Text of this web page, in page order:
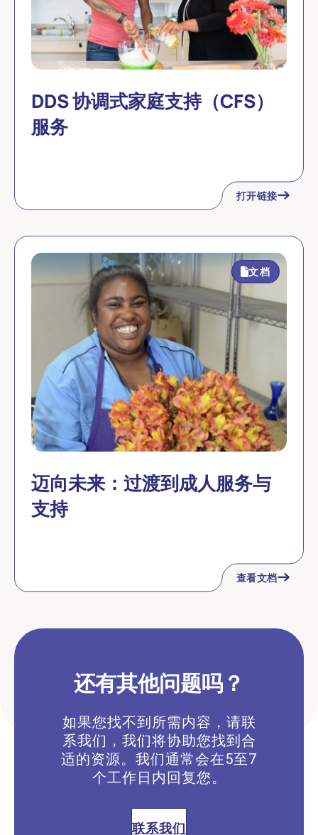
DDS 协调式家庭支持（CFS）
服务
打开链接
文档
迈向未来：过渡到成人服务与
支持
查看文档
还有其他问题吗？
如果您找不到所需内容，请联
系我们，我们将协助您找到合
适的资源。我们通常会在5至7
个工作日内回复您。
联系我们